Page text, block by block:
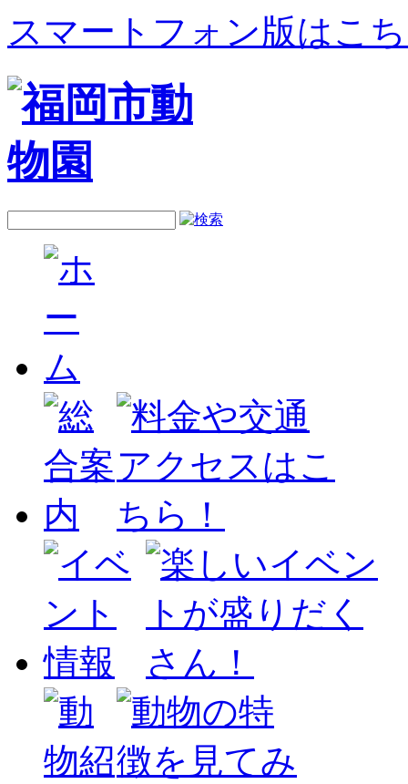
スマートフォン版はこ